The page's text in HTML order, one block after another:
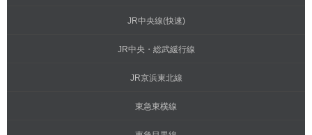
JR中央線(快速)
JR中央・総武緩行線
JR京浜東北線
東急東横線